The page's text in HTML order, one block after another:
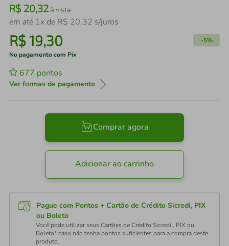
R$ 20,32à vista
em até 1x de R$ 20,32 s/juros
R$19,30 -5%
No pagamento com Pix
677 pontos
Ver formas de pagamento
Comprar agora
Adicionar ao carrinho
Pague com Pontos + Cartão de Crédito Sicredi, PIX
ou Boleto
Você pode utilizar seus Cartões de Crédito Sicredi , PIX ou
Boleto* caso não tenha pontos suficientes para a compra deste
produto.